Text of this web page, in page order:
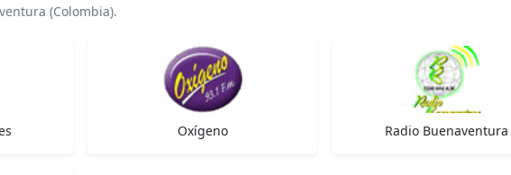
(Colombia).
Oxígeno Radio Buenaventura